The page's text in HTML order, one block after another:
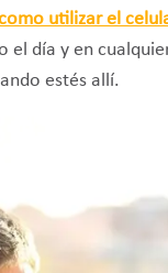
utilizar el
día y en
estés allí.